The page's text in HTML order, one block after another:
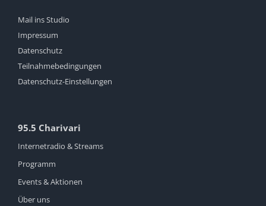
Mail ins Studio
Impressum
Datenschutz
Teilnahmebedingungen
Datenschutz-Einstellungen
95.5 Charivari
Internetradio & Streams
Programm
Events & Aktionen
Über uns